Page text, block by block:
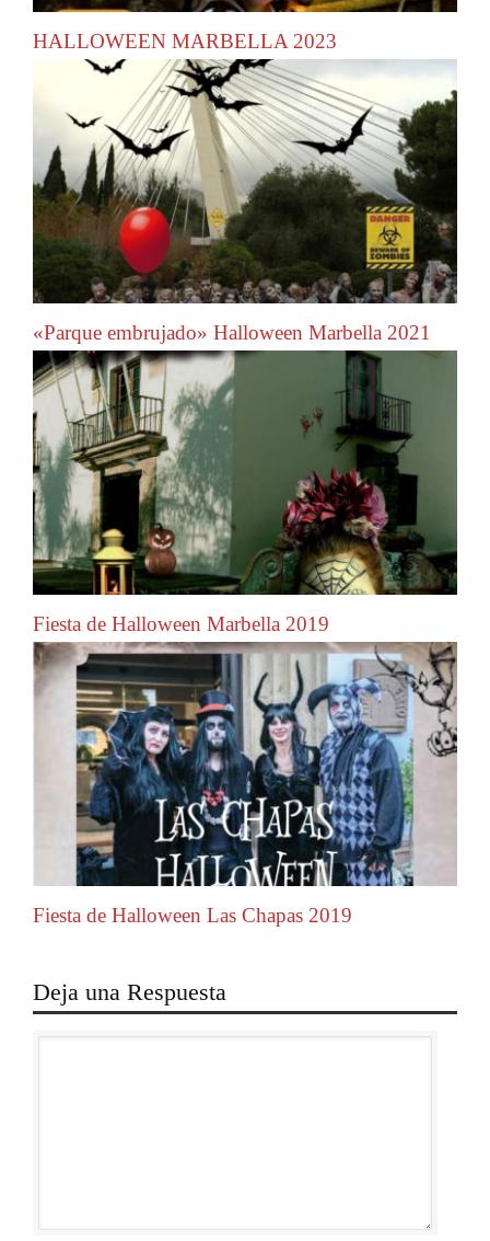
HALLOWEEN MARBELLA 2023
«Parque embrujado» Halloween Marbella 2021
Fiesta de Halloween Marbella 2019
Fiesta de Halloween Las Chapas 2019
Deja una Respuesta